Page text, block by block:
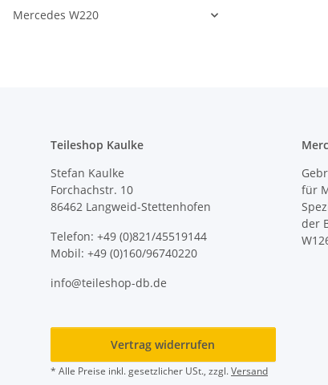
Mercedes W220
Teileshop Kaulke
Stefan Kaulke
Forchachstr. 10
86462 Langweid-Stettenhofen
Telefon: +49 (0)821/45519144
Mobil: +49 (0)160/96740220
info@teileshop-db.de
für
der
Vertrag widerrufen
* Alle Preise inkl. gesetzlicher USt., zzgl.Versand